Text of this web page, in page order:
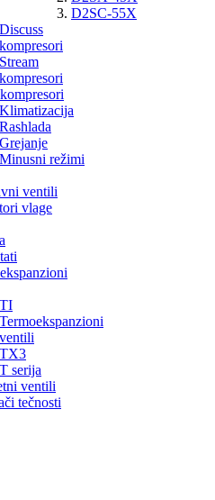
D2SC-55X
Discuss
kompresori
Stream
kompresori
Klimatizacija
Rashlada
Grejanje
Minusni režimi
ventili
vlage
TI
Termoekspanzioni
ventili
TX3
T serija
ventili
tečnosti